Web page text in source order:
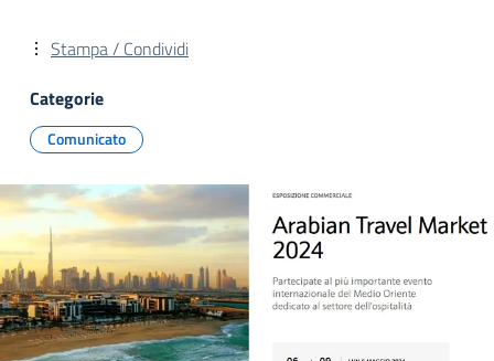
Stampa / Condividi
Categorie
Comunicato